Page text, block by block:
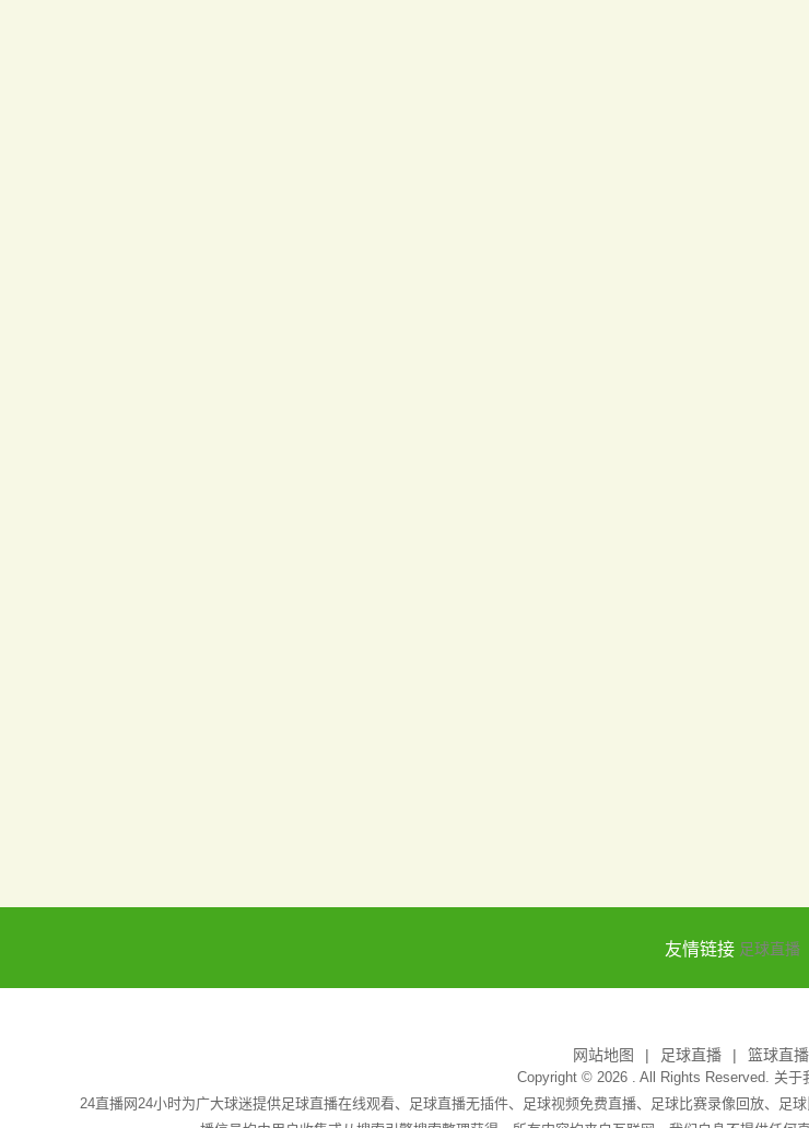
友情链接 足球直播
网站地图 足球直播 篮球直播
Copyright © 2026 . All Rights Reserved. 关于
24直播网24小时为广大球迷提供足球直播在线观看、足球直播无插件、足球视频免费直播、足球比赛录像回放、